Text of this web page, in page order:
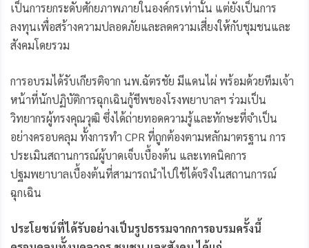
เป็นการยกระดับศักยภาพภายในองค์กรเท่านั้น แต่ยังเป็นการ
ลงทุนเพื่อสร้างความปลอดภัยและลดความเสี่ยงให้กับชุมชนและ
สังคมโดยรวม
การอบรมได้รับเกียรติจาก นพ.ฉัตรชัย มีแดนไผ่ พร้อมด้วยทีมเจ้า
หน้าที่นักปฏิบัติการฉุกเฉินกู้ชีพของโรงพยาบาลฯ ร่วมเป็น
วิทยากรผู้ทรงคุณวุฒิ ซึ่งได้ถ่ายทอดความรู้และทักษะที่จำเป็น
อย่างครอบคลุม ทั้งการทำ CPR ที่ถูกต้องตามหลักมาตรฐาน การ
ประเมินสถานการณ์ผู้บาดเจ็บเบื้องต้น และเทคนิคการ
ปฐมพยาบาลเบื้องต้นที่สามารถนำไปใช้ได้จริงในสถานการณ์
ฉุกเฉิน
ประโยชน์ที่ได้รับอย่างเป็นรูปธรรมจากการอบรมครั้งนี้